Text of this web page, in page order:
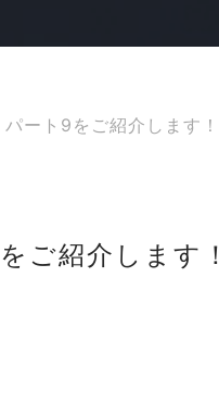
パート9をご紹介します！
ご紹介します！